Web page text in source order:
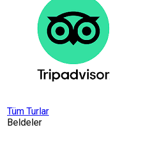
Tüm Turlar
Beldeler